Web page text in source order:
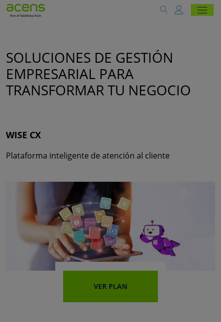
SOLUCIONES DE GESTIÓN
EMPRESARIAL PARA
TRANSFORMAR TU NEGOCIO
WISE CX
Plataforma inteligente de atención al cliente
VER PLAN